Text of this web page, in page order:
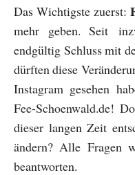
Das Wichtigste zuerst:
mehr geben. Seit
endgültig Schluss mit
dürften diese
Instagram gesehen
Fee-Schoenwald.de!
dieser langen Zeit
ändern? Alle Fragen
beantworten.